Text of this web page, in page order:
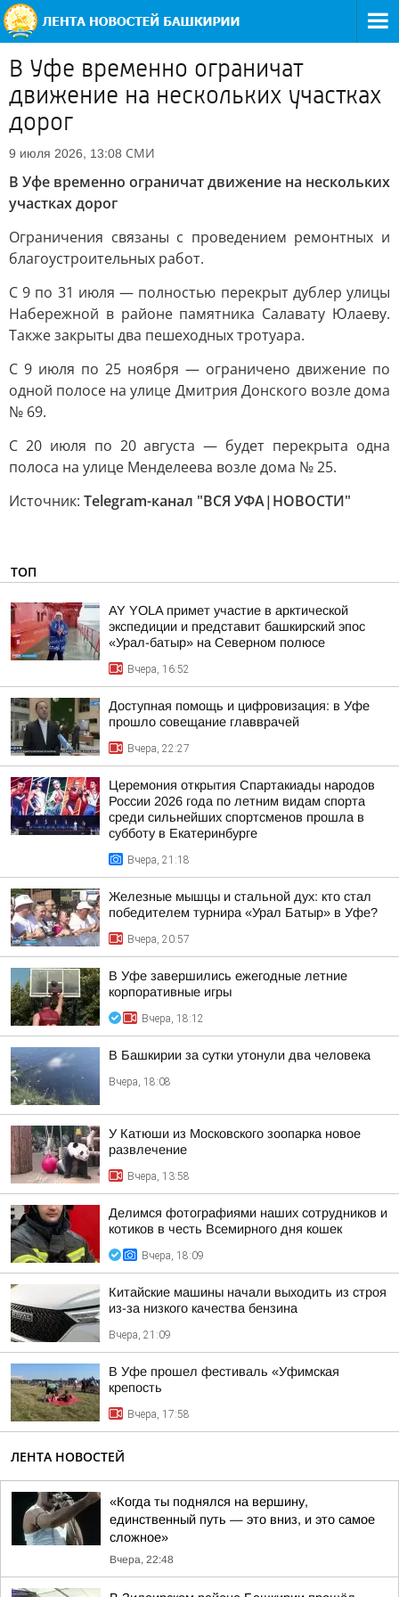
В Уфе временно ограничат
движение на нескольких участках
дорог
9 июля 2026, 13:08 СМИ
В Уфе временно ограничат движение на нескольких
участках дорог
Ограничения связаны с проведением ремонтных и
благоустроительных работ.
С 9 по 31 июля — полностью перекрыт дублер улицы
Набережной в районе памятника Салавату Юлаеву.
Также закрыты два пешеходных тротуара.
С 9 июля по 25 ноября — ограничено движение по
одной полосе на улице Дмитрия Донского возле дома
№ 69.
С 20 июля по 20 августа — будет перекрыта одна
полоса на улице Менделеева возле дома № 25.
Источник: Telegram-канал "ВСЯ УФА|НОВОСТИ"
ТОП
AY YOLA примет участие в арктической
экспедиции и представит башкирский эпос
«Урал-батыр» на Северном полюсе
Вчера, 16:52
Доступная помощь и цифровизация: в Уфе
прошло совещание главврачей
Вчера, 22:27
Церемония открытия Спартакиады народов
России 2026 года по летним видам спорта
среди сильнейших спортсменов прошла в
субботу в Екатеринбурге
Вчера, 21:18
Железные мышцы и стальной дух: кто стал
победителем турнира «Урал Батыр» в Уфе?
Вчера, 20:57
В Уфе завершились ежегодные летние
корпоративные игры
Вчера, 18:12
В Башкирии за сутки утонули два человека
Вчера, 18:08
У Катюши из Московского зоопарка новое
развлечение
Вчера, 13:58
Делимся фотографиями наших сотрудников и
котиков в честь Всемирного дня кошек
Вчера, 18:09
Китайские машины начали выходить из строя
из-за низкого качества бензина
Вчера, 21:09
В Уфе прошел фестиваль «Уфимская
крепость
Вчера, 17:58
ЛЕНТА НОВОСТЕЙ
«Когда ты поднялся на вершину,
единственный путь — это вниз, и это самое
сложное»
Вчера, 22:48